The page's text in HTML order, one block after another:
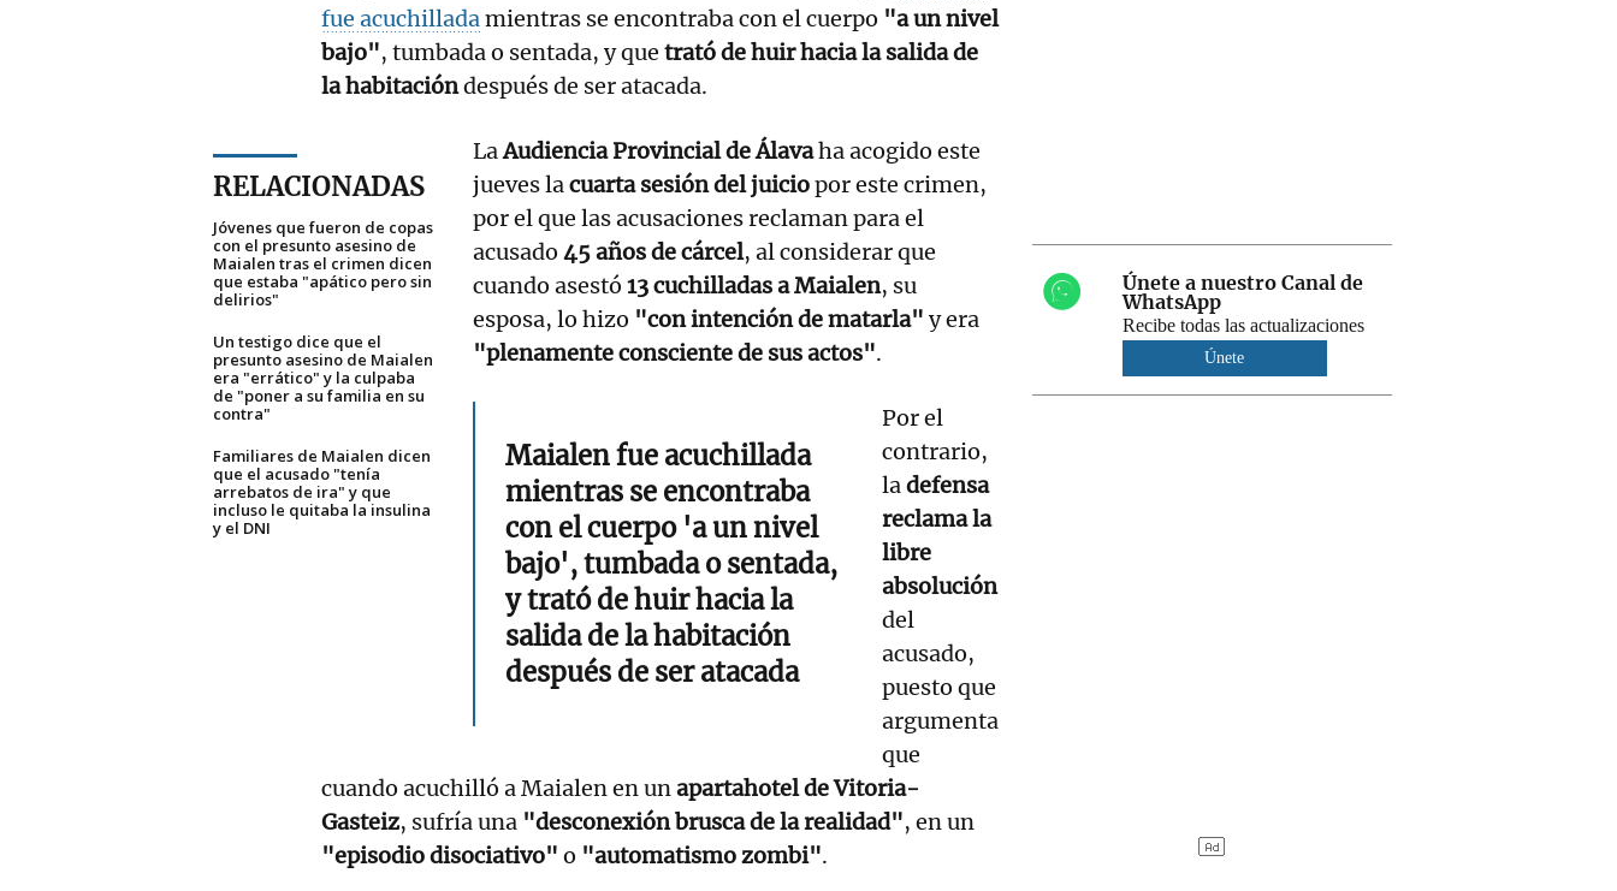
fue acuchilladamientras se encontraba con el cuerpo "a un nivel
bajo", tumbada o sentada, y que trató de huir hacia la salida de
la habitacióndespués de ser atacada.
RELACIONADAS
Jóvenes que fueron de copas
con el presunto asesino de
Maialen tras el crimen dicen
que estaba "apático pero sin
delirios"
Un testigo dice que el
presunto asesino de Maialen
era "errático" y la culpaba
de "poner a su familia en su
contra"
Familiares de Maialen dicen
que el acusado "tenía
arrebatos de ira" y que
incluso le quitaba la insulina
y el DNI
LaAudiencia Provincial de Álavaha acogido este
jueves lacuarta sesión del juiciopor este crimen,
por el que las acusaciones reclaman para el
acusado45 años de cárcel, al considerar que
cuando asestó13 cuchilladas a Maialen, su
esposa, lo hizo "con intención de matarla" y era
"plenamente consciente de sus actos".
Maialen fue acuchillada
mientras se encontraba
con el cuerpo 'a un nivel
bajo', tumbada o sentada,
y trató de huir hacia la
salida de la habitación
después de ser atacada
Por el
contrario,
ladefensa
reclama la
libre
absolución
del
acusado,
puesto que
argumenta
que
cuando acuchilló a Maialen en unapartahotel de Vitoria-
Gasteiz, sufría una "desconexión brusca de la realidad", en un
"episodio disociativo" o "automatismo zombi".
Únete a nuestro Canal de
WhatsApp
Recibe todas las actualizaciones
Únete